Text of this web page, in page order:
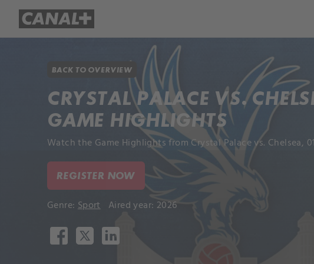
BACK TO OVERVIEW
CRYSTAL PALACE VS.
GAME HIGHLIGHTS
Watch the Game Highlights from Crystal Palace vs. Chelsea,
REGISTER NOW
Genre: Sport Aired year: 2026